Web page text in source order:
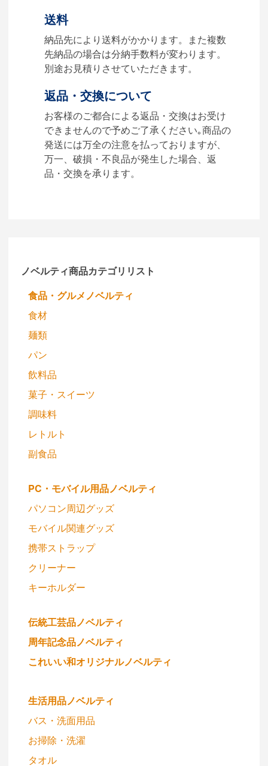
4.納品
【名入れをする場合】データ
のご入稿後３週間程度で納品
となります。
ある場合、3～5営業日程度で
納品となります。
ご利用ガイドをもっとみる
送料
納品先により送料がかかります。また複数
先納品の場合は分納手数料が変わります。
別途お見積りさせていただきます。
返品・交換について
お客様のご都合による返品・交換はお受け
できませんので予めご了承ください｡商品の
発送には万全の注意を払っておりますが、
万一、破損・不良品が発生した場合、返
品・交換を承ります。
ノベルティ商品カテゴリリスト
食品・グルメノベルティ
食材
麺類
パン
飲料品
菓子・スイーツ
調味料
レトルト
副食品
PC・モバイル用品ノベルティ
パソコン周辺グッズ
モバイル関連グッズ
携帯ストラップ
クリーナー
キーホルダー
伝統工芸品ノベルティ
周年記念品ノベルティ
これいい和オリジナルノベルティ
生活用品ノベルティ
バス・洗面用品
お掃除・洗濯
タオル